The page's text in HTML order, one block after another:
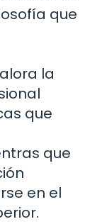
que
la
que
que
en el